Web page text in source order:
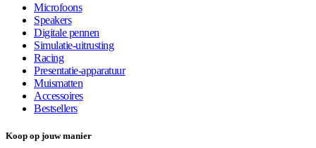
Microfoons
Speakers
Digitale pennen
Simulatie-uitrusting
Racing
Presentatie-apparatuur
Muismatten
Accessoires
Bestsellers
Koop op jouw manier